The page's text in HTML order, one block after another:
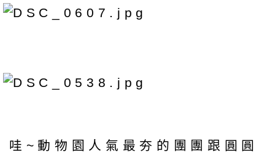
哇~動物園人氣最夯的團團跟圓圓